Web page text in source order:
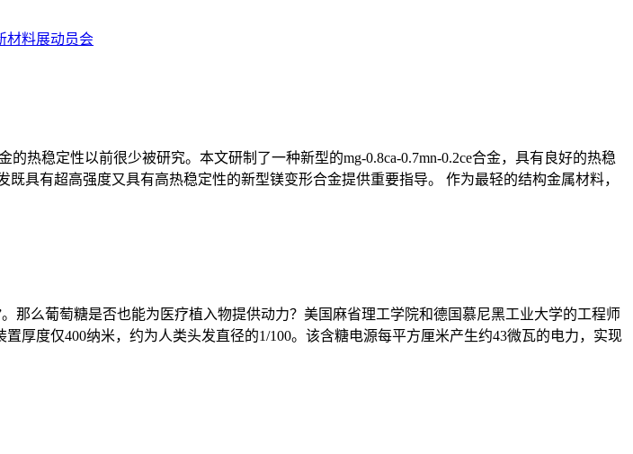
材料展动员会
热稳定性以前很少被研究。本文研制了一种新型的mg-0.8ca-0.7mn-0.2ce合金，具有良好的热稳
具有超高强度又具有高热稳定性的新型镁变形合金提供重要指导。 作为最轻的结构金属材料，
那么葡萄糖是否也能为医疗植入物提供动力？美国麻省理工学院和德国慕尼黑工业大学的工程师
厚度仅400纳米，约为人类头发直径的1/100。该含糖电源每平方厘米产生约43微瓦的电力，实现